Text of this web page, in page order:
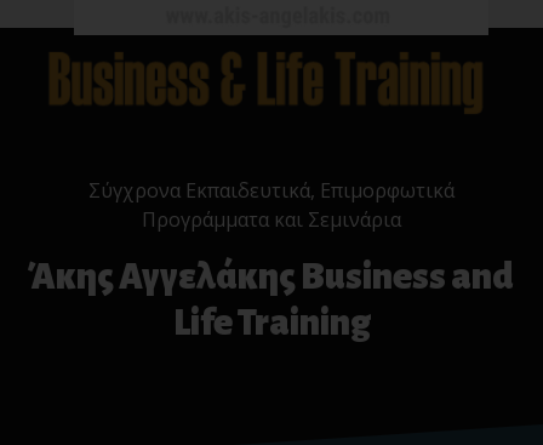
Σύγχρονα Εκπαιδευτικά, Επιμορφωτικά
Προγράμματα και Σεμινάρια
Άκης Αγγελάκης Business and
Life Training